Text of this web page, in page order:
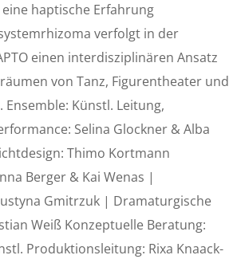
haptische Erfahrung
verfolgt in der
einen interdisziplinären Ansatz
von Tanz, Figurentheater und
Ensemble: Künstl. Leitung,
Selina Glockner & Alba
Thimo Kortmann
Berger & Kai Wenas |
Gmitrzuk | Dramaturgische
Weiß Konzeptuelle Beratung:
Produktionsleitung: Rixa Knaack-